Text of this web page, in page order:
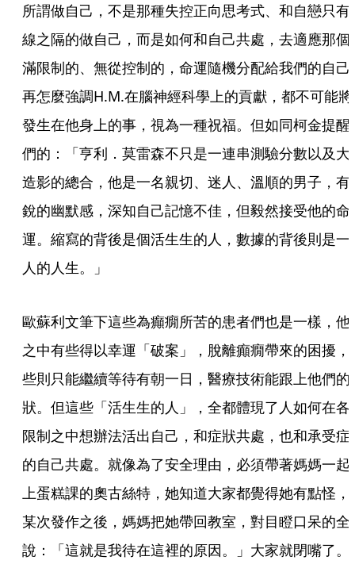
所謂做自己，不是那種失控正向思考式、和自戀只有
線之隔的做自己，而是如何和自己共處，去適應那個
滿限制的、無從控制的，命運隨機分配給我們的自己
再怎麼強調H.M.在腦神經科學上的貢獻，都不可能將
發生在他身上的事，視為一種祝福。但如同柯金提醒
們的：「亨利．莫雷森不只是一連串測驗分數以及大
造影的總合，他是一名親切、迷人、溫順的男子，有
銳的幽默感，深知自己記憶不佳，但毅然接受他的命
運。縮寫的背後是個活生生的人，數據的背後則是一
人的人生。」
歐蘇利文筆下這些為癲癇所苦的患者們也是一樣，他
之中有些得以幸運「破案」，脫離癲癇帶來的困擾，
些則只能繼續等待有朝一日，醫療技術能跟上他們的
狀。但這些「活生生的人」，全都體現了人如何在各
限制之中想辦法活出自己，和症狀共處，也和承受症
的自己共處。就像為了安全理由，必須帶著媽媽一起
上蛋糕課的奧古絲特，她知道大家都覺得她有點怪，
某次發作之後，媽媽把她帶回教室，對目瞪口呆的全
說：「這就是我待在這裡的原因。」大家就閉嘴了。